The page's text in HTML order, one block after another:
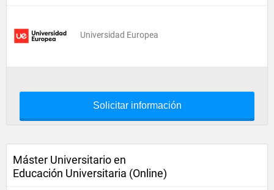
Universidad Europea
Solicitar información
Máster Universitario en
Educación Universitaria (Online)